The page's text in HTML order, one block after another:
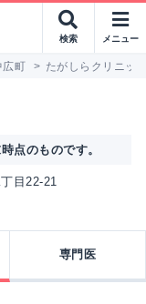
検索 メニュー
広町 > たがしらクリニッ
点のものです。
目22-21
専門医